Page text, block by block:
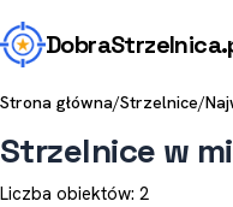
DobraStrzelnica
Strona główna/Strzelnice/
Strzelnice w
Liczba obiektów: 2